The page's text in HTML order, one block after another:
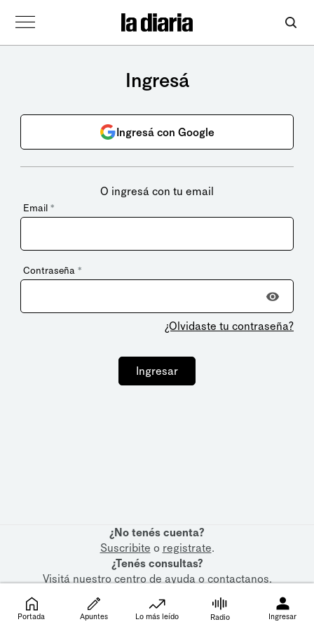
Ingresá
Ingresá con Google
O ingresá con tu email
Email *
Contraseña *
¿Olvidaste tu contraseña?
Ingresar
¿No tenés cuenta?
Suscribite o registrate.
¿Tenés consultas?
Visitá nuestrocentro de ayudaocontactanos.
Portada Apuntes Lo más leído Radio Ingresar